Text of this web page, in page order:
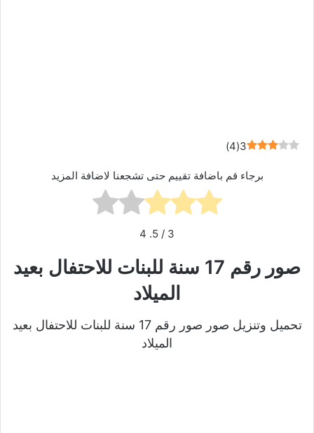
3
(
4
)
برجاء قم باضافة تقييم حتى تشجعنا لاضافة المزيد
3
/ 5.
4
صور رقم 17 سنة للبنات للاحتفال بعيد
الميلاد
تحميل وتنزيل صور صور رقم 17 سنة للبنات للاحتفال بعيد
الميلاد